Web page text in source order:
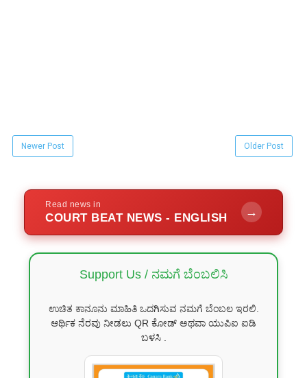
Newer Post Older Post
Read news in
COURT BEAT NEWS - ENGLISH →
Support Us / ನಮಗೆ ಬೆಂಬಲಿಸಿ
ಉಚಿತ ಕಾನೂನು ಮಾಹಿತಿ ಒದಗಿಸುವ ನಮಗೆ ಬೆಂಬಲ ಇರಲಿ.
ಆರ್ಥಿಕ ನೆರವು ನೀಡಲು QR ಕೋಡ್ ಅಥವಾ ಯುಪಿಐ ಐಡಿ
ಬಳಸಿ .